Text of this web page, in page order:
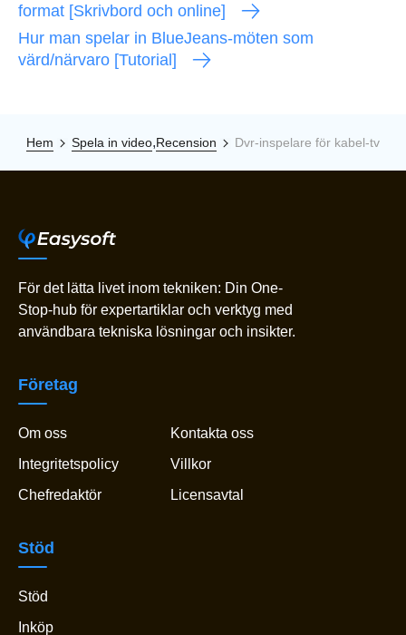
format [Skrivbord och online]
Hur man spelar in BlueJeans-möten som
värd/närvaro [Tutorial]
Hem Spela in video,Recension Dvr-inspelare för kabel-tv
För det lätta livet inom tekniken: Din One-
Stop-hub för expertartiklar och verktyg med
användbara tekniska lösningar och insikter.
Företag
Om oss
Kontakta oss
Integritetspolicy
Villkor
Chefredaktör
Licensavtal
Stöd
Stöd
Inköp